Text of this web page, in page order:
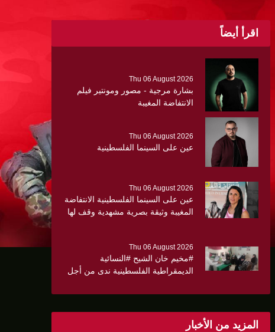
لبنان
العرقي والتهجير في مخيمات شمال الضفة ، وإعادة تشكيل
اقرأ أيضاً
Thu 06 August 2026
بشارة مرجية - مصور ومونتير فيلم
الانتفاضة المغيبة
Thu 06 August 2026
عين على السينما الفلسطينية
Thu 06 August 2026
عين على السينما الفلسطينية الانتفاضة
المغيبة وثيقة بصرية مشهدية وقف لها
Thu 06 August 2026
#مخيم خان الشيح #النسائية
الديمقراطية الفلسطينية ندى من أجل
صحية عن ألتهاب الكبد وتوزّع
المزيد من الأخبار